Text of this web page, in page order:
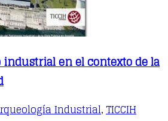
en el contexto de la
Industrial, TICCIH